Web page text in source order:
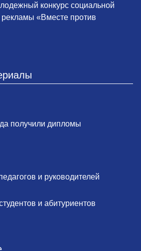
конкурс социальной
«Вместе против
получили дипломы
и руководителей
и абитуриентов